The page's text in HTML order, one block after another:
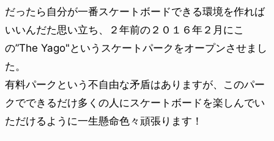
だったら自分が一番スケートボードできる環境を作れば
いいんだた思い立ち、２年前の２０１６年２月にこ
の”The Yago"というスケートパークをオープンさせまし
た。
有料パークという不自由な矛盾はありますが、このパー
クでできるだけ多くの人にスケートボードを楽しんでい
ただけるように一生懸命色々頑張ります！